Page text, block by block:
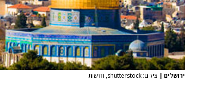
ירושלים | צילום: shutterstock, חדשות